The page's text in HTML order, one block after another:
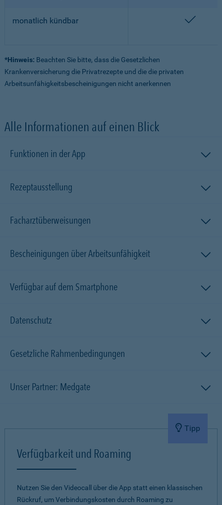
monatlich kündbar
*Hinweis: Beachten Sie bitte, dass die Gesetzlichen
Krankenversicherung die Privatrezepte und die die privaten
Arbeitsunfähigkeitsbescheinigungen nicht anerkennen
Alle Informationen auf einen Blick
Funktionen in der App
Rezeptausstellung
Facharztüberweisungen
Bescheinigungen über Arbeitsunfähigkeit
Verfügbar auf dem Smartphone
Datenschutz
Gesetzliche Rahmenbedingungen
Unser Partner: Medgate
Tipp
Verfügbarkeit und Roaming
Nutzen Sie den Videocall über die App statt einen klassischen
Rückruf, um Verbindungskosten durch Roaming zu